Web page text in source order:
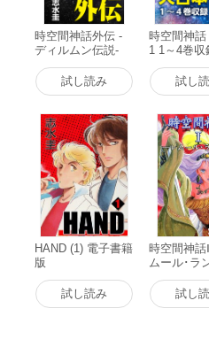
時空間神話外伝 -
ディルムン伝説-
電子書籍版
試し読み
時空間神
1 1～4巻収
書籍版
試し
HAND (1) 電子書籍
版
試し読み
時空間神
ムール･ラ
電子書籍版
試し